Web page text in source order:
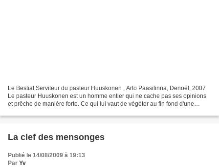
Le Bestial Serviteur du pasteur Huuskonen , Arto Paasilinna, Denoël, 2007
Le pasteur Huuskonen est un homme entier qui ne cache pas ses opinions
et prêche de manière forte. Ce qui lui vaut de végéter au fin fond d'une
La clef des mensonges
Publié le 14/08/2009 à 19:13
Par Yv